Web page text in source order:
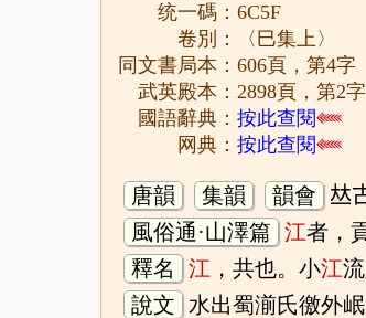
统一碼：6C5F
卷別：〈巳集上〉
同文書局本：606頁，第4
武英殿本：2898頁，第
國語辭典：按此查閱
网典：按此查閱
唐韻 集韻 韻會
𠀤
風俗通·山澤篇
江者，
釋名
江 ，共也。小江
說文
水出蜀湔氏徼外岷